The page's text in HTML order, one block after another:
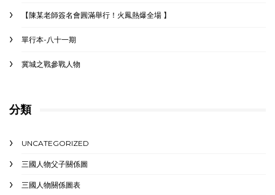
【陳某老師簽名會圓滿舉行！火鳳熱爆全場 】
單行本-八十一期
冀城之戰參戰人物
分類
UNCATEGORIZED
三國人物父子關係圖
三國人物關係圖表